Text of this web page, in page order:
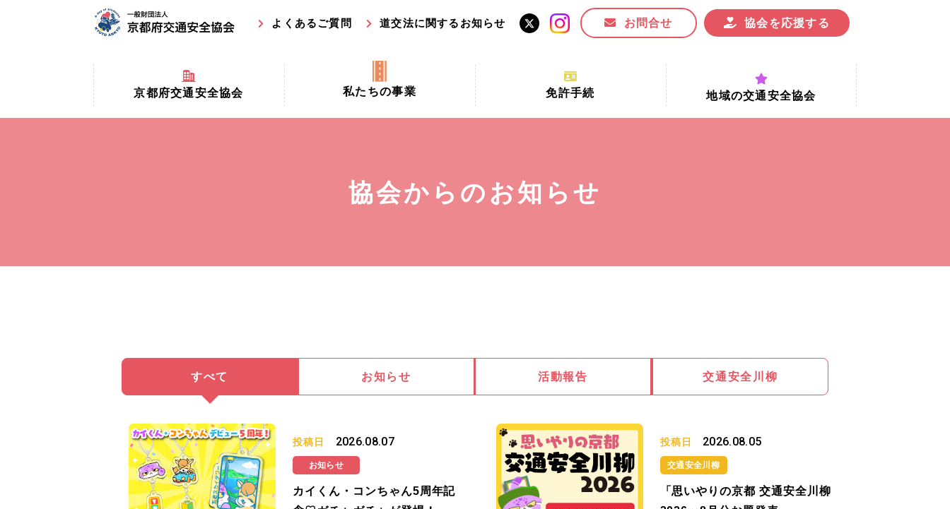
よくあるご質問 道交法に関するお知らせ お問合せ 協会を応援する
京都府交通安全協会
京都府交通安全協会とは？
私たちの事業
京都府交通安全活動推進センター事業
交通安全協力金の活用事業
免許手続
手続場所の対象者及び受付時間
講習時間
地域の交通安全協会
協会からのお知らせ
すべて お知らせ 活動報告 交通安全川柳
投稿日 2026.08.07
お知らせ
カイくん・コンちゃん5周年記
投稿日 2026.08.05
交通安全川柳
「思いやりの京都 交通安全川柳